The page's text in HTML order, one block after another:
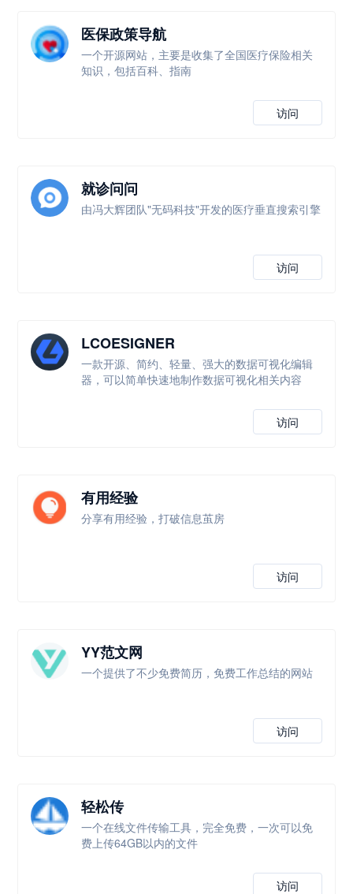
医保政策导航
一个开源网站，主要是收集了全国医疗保险相关
知识，包括百科、指南
访问
就诊问问
由冯大辉团队"无码科技"开发的医疗垂直搜索引擎
访问
LCOESIGNER
一款开源、简约、轻量、强大的数据可视化编辑
器，可以简单快速地制作数据可视化相关内容
访问
有用经验
分享有用经验，打破信息茧房
访问
YY范文网
一个提供了不少免费简历，免费工作总结的网站
访问
轻松传
一个在线文件传输工具，完全免费，一次可以免
费上传64GB以内的文件
访问